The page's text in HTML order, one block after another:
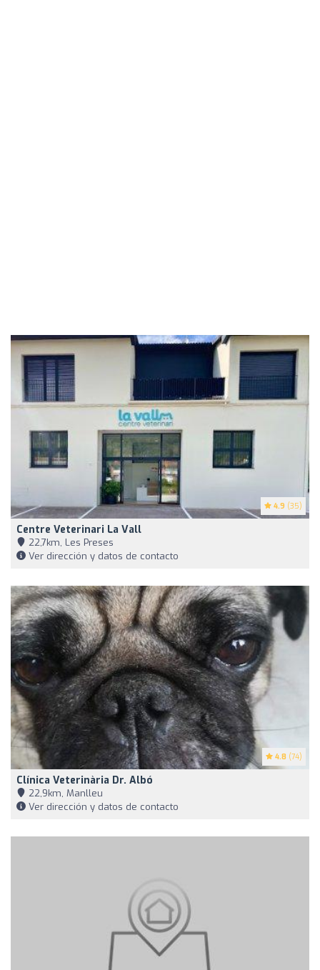
4.9 (35)
Centre Veterinari La Vall
22,7km, Les Preses
Ver dirección y datos de contacto
4.8 (74)
Clínica Veterinària Dr. Albó
22,9km, Manlleu
Ver dirección y datos de contacto